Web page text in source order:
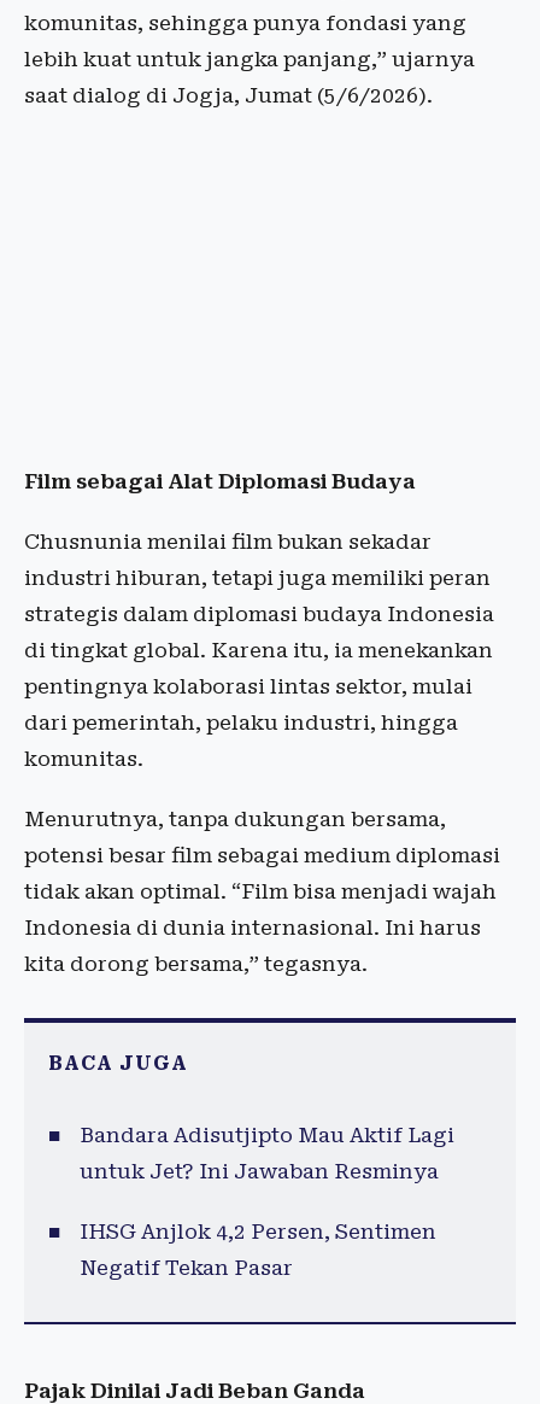
komunitas, sehingga punya fondasi yang
lebih kuat untuk jangka panjang,” ujarnya
saat dialog di Jogja, Jumat (5/6/2026).
Film sebagai Alat Diplomasi Budaya
Chusnunia menilai film bukan sekadar
industri hiburan, tetapi juga memiliki peran
strategis dalam diplomasi budaya Indonesia
di tingkat global. Karena itu, ia menekankan
pentingnya kolaborasi lintas sektor, mulai
dari pemerintah, pelaku industri, hingga
komunitas.
Menurutnya, tanpa dukungan bersama,
potensi besar film sebagai medium diplomasi
tidak akan optimal. “Film bisa menjadi wajah
Indonesia di dunia internasional. Ini harus
kita dorong bersama,” tegasnya.
BACA JUGA
Bandara Adisutjipto Mau Aktif Lagi
untuk Jet? Ini Jawaban Resminya
IHSG Anjlok 4,2 Persen, Sentimen
Negatif Tekan Pasar
Pajak Dinilai Jadi Beban Ganda